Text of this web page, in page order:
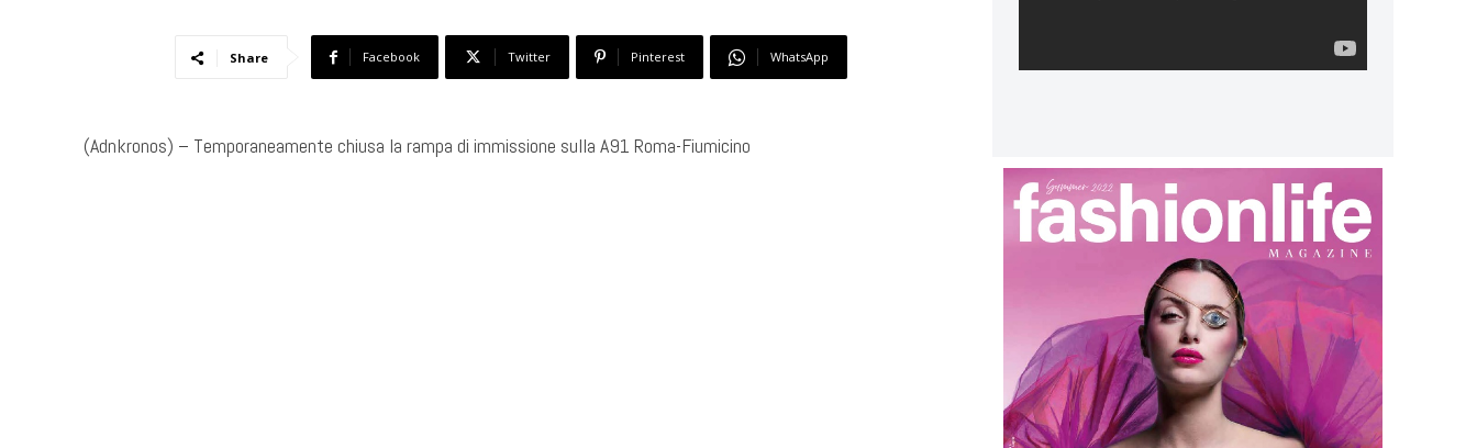
Share Facebook Twitter Pinterest WhatsApp
(Adnkronos) – Temporaneamente chiusa la rampa di immissione sulla A91 Roma-Fiumicino